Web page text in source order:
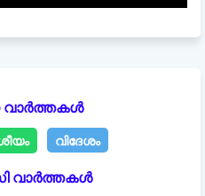
വാർത്തകൾ
വിദേശം
വാർത്തകൾ